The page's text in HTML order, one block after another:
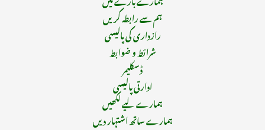
ہم سے رابطہ کریں
رازداری کی پالیسی
شرائط و ضوابط
ڈسکلیمر
ادارتی پالیسی
ہمارے لیے لکھیں
ہمارے ساتھ اشتہار دیں